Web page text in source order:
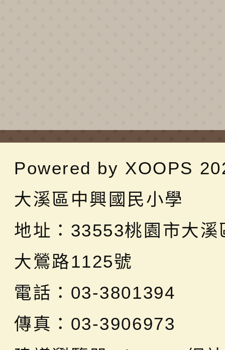
Powered by XOOPS
大溪區中興國民小學
地址： 33553桃園市大溪
大鶯路1125號
電話：03-3801394
傳真：03-3906973